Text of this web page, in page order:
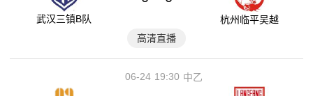
武汉三镇B队
杭州临平吴越
高清直播
19:30
06-24 中乙